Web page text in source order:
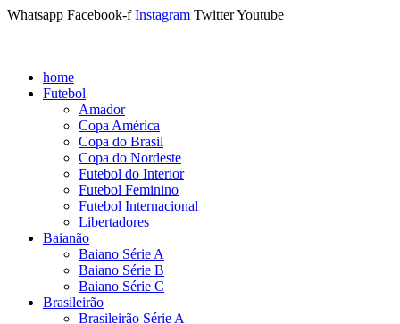
Whatsapp Facebook-f Instagram TwitterYoutube
home
Futebol
Amador
Copa América
Copa do Brasil
Copa do Nordeste
Futebol do Interior
Futebol Feminino
Futebol Internacional
Libertadores
Baianão
Baiano Série A
Baiano Série B
Baiano Série C
Brasileirão
Brasileirão Série A